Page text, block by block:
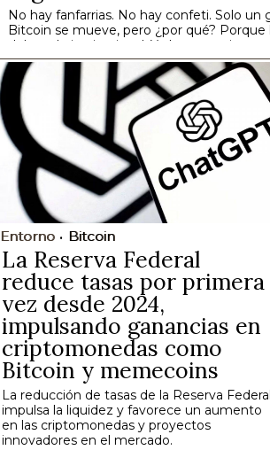
No hay fanfarrias. No hay confeti. Solo
Bitcoin se mueve, pero ¿por qué?
del gordo institucional. Y claro, eso
Entorno Bitcoin
La Reserva Federal
reduce tasas por primera
vez desde 2024,
impulsando ganancias en
criptomonedas como
Bitcoin y memecoins
La reducción de tasas de la Reserva Federal
impulsa la liquidez y favorece un aumento
en las criptomonedas y proyectos
innovadores en el mercado.